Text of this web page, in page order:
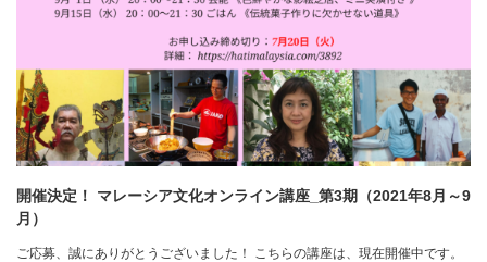
開催決定！ マレーシア文化オンライン講座_第3期（2021年8月～9
月）
ご応募、誠にありがとうございました！ こちらの講座は、現在開催中です。